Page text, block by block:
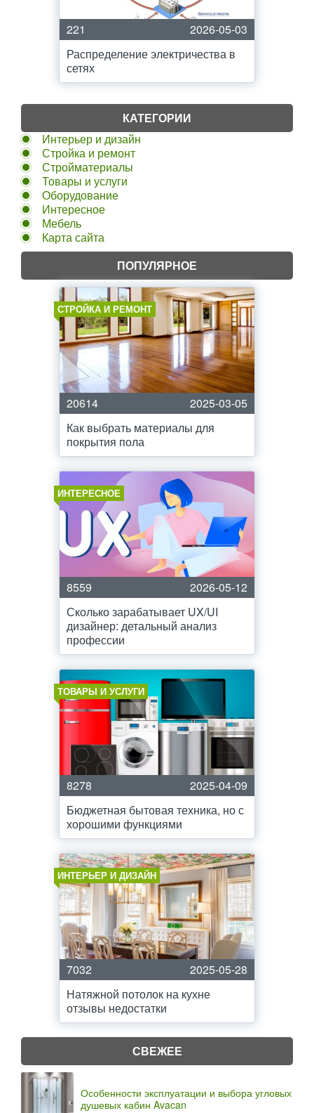
221
2026-05-03
Распределение электричества в
сетях
КАТЕГОРИИ
Интерьер и дизайн
Стройка и ремонт
Стройматериалы
Товары и услуги
Оборудование
Интересное
Мебель
Карта сайта
ПОПУЛЯРНОЕ
СТРОЙКА И РЕМОНТ
20614
2025-03-05
Как выбрать материалы для
покрытия пола
ИНТЕРЕСНОЕ
8559
2026-05-12
Сколько зарабатывает UX/UI
дизайнер: детальный анализ
профессии
ТОВАРЫ И УСЛУГИ
8278
2025-04-09
Бюджетная бытовая техника, но с
хорошими функциями
ИНТЕРЬЕР И ДИЗАЙН
7032
2025-05-28
Натяжной потолок на кухне
отзывы недостатки
СВЕЖЕЕ
Особенности эксплуатации и выбора угловых
душевых кабин Avacan